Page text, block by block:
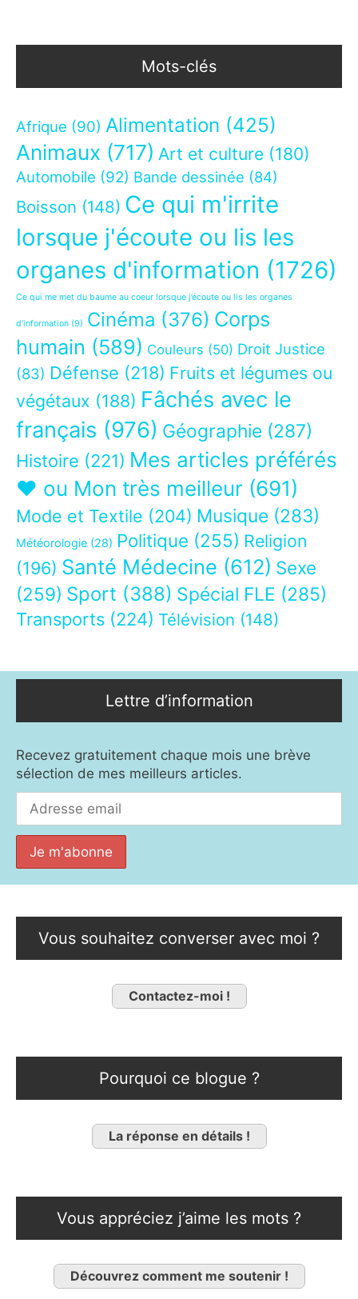
Mots-clés
Afrique (90) Alimentation (425)
Animaux (717) Art et culture (180)
Automobile (92) Bande dessinée (84)
Boisson (148) Ce qui m'irrite
lorsque j'écoute ou lis les
organes d'information (1726)
Ce qui me met du baume au coeur lorsque j’écoute ou lis les organes
d’information (9) Cinéma (376) Corps
humain (589) Couleurs (50) Droit Justice
(83) Défense (218) Fruits et légumes ou
végétaux (188) Fâchés avec le
français (976) Géographie (287)
Histoire (221) Mes articles préférés
❤ ou Mon très meilleur (691)
Mode et Textile (204) Musique (283)
Météorologie (28) Politique (255) Religion
(196) Santé Médecine (612) Sexe
(259) Sport (388) Spécial FLE (285)
Transports (224) Télévision (148)
Lettre d’information
Recevez gratuitement chaque mois une brève
sélection de mes meilleurs articles.
Vous souhaitez converser avec moi ?
Contactez-moi !
Pourquoi ce blogue ?
La réponse en détails !
Vous appréciez j’aime les mots ?
Découvrez comment me soutenir !